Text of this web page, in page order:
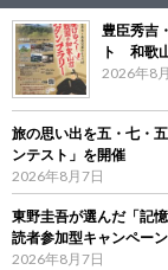
豊臣秀吉
ト 和歌
2026年8
旅の思い出を五・七・
ンテスト」を開催
2026年8月7日
東野圭吾が選んだ「記
読者参加型キャンペーン
2026年8月7日